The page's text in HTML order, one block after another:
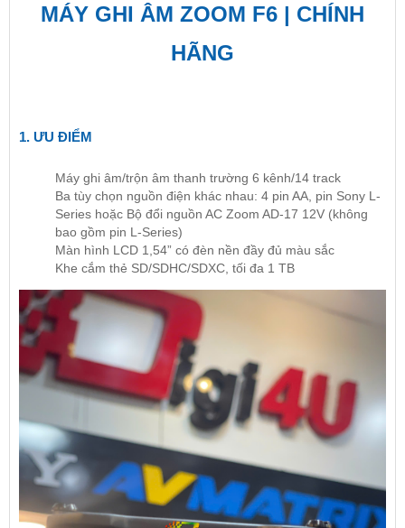
MÁY GHI ÂM ZOOM F6 | CHÍNH
HÃNG
1. ƯU ĐIỂM
Máy ghi âm/trộn âm thanh trường 6 kênh/14 track
Ba tùy chọn nguồn điện khác nhau: 4 pin AA, pin Sony L-
Series hoặc Bộ đổi nguồn AC Zoom AD-17 12V (không
bao gồm pin L-Series)
Màn hình LCD 1,54” có đèn nền đầy đủ màu sắc
Khe cắm thẻ SD/SDHC/SDXC, tối đa 1 TB